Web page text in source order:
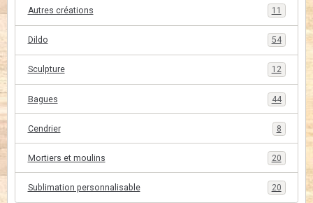
Autres créations 11
Dildo 54
Sculpture 12
Bagues 44
Cendrier 8
Mortiers et moulins 20
Sublimation personnalisable 20